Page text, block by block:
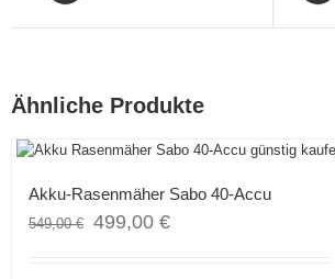
Ähnliche Produkte
Akku-Rasenmäher Sabo 40-Accu
549,00€ 499,00 €